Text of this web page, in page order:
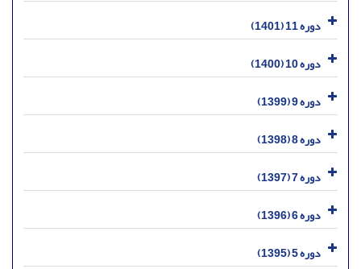
دوره 11 (1401)
دوره 10 (1400)
دوره 9 (1399)
دوره 8 (1398)
دوره 7 (1397)
دوره 6 (1396)
دوره 5 (1395)